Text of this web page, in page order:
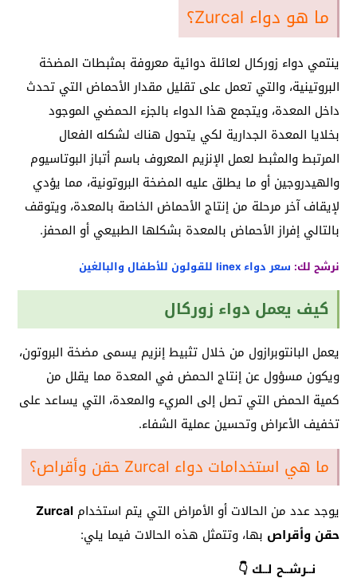
ما هو دواء Zurcal؟
ينتمي دواء زوركال لعائلة دوائية معروفة بمثبطات المضخة
البروتينية، والتي تعمل على تقليل مقدار الأحماض التي تحدث
داخل المعدة، ويتجمع هذا الدواء بالجزء الحمضي الموجود
بخلايا المعدة الجدارية لكي يتحول هناك لشكله الفعال
المرتبط والمثبط لعمل الإنزيم المعروف باسم أتباز البوتاسيوم
والهيدروجين أو ما يطلق عليه المضخة البروتونية، مما يؤدي
لإيقاف آخر مرحلة من إنتاج الأحماض الخاصة بالمعدة، ويتوقف
بالتالي إفراز الأحماض بالمعدة بشكلها الطبيعي أو المحفز.
نرشح لك: سعر دواء linex للقولون للأطفال والبالغين
كيف يعمل دواء زوركال
يعمل البانتوبرازول من خلال تثبيط إنزيم يسمى مضخة البروتون،
ويكون مسؤول عن إنتاج الحمض في المعدة مما يقلل من
كمية الحمض التي تصل إلى المريء والمعدة، التي يساعد على
تخفيف الأعراض وتحسين عملية الشفاء.
ما هي استخدامات دواء Zurcal حقن وأقراص؟
يوجد عدد من الحالات أو الأمراض التي يتم استخدامZurcal
حقن وأقراص بها، وتتمثل هذه الحالات فيما يلي:
نــرشــح لــك 👇